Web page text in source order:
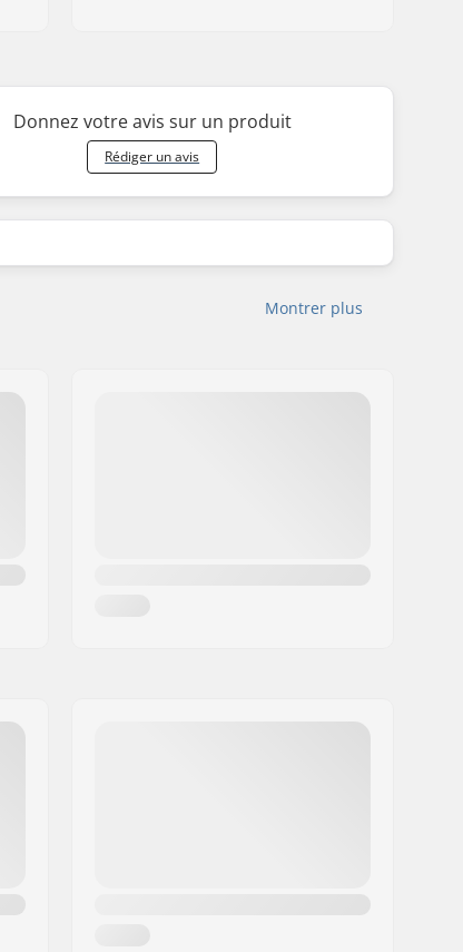
Donnez votre avis sur un produit
Rédiger un avis
Montrer plus